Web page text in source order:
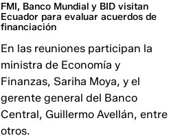
FMI, Banco Mundial y BID visitan
Ecuador para evaluar acuerdos de
financiación
En las reuniones participan la
ministra de Economía y
Finanzas, Sariha Moya, y el
gerente general del Banco
Central, Guillermo Avellán, entre
otros.